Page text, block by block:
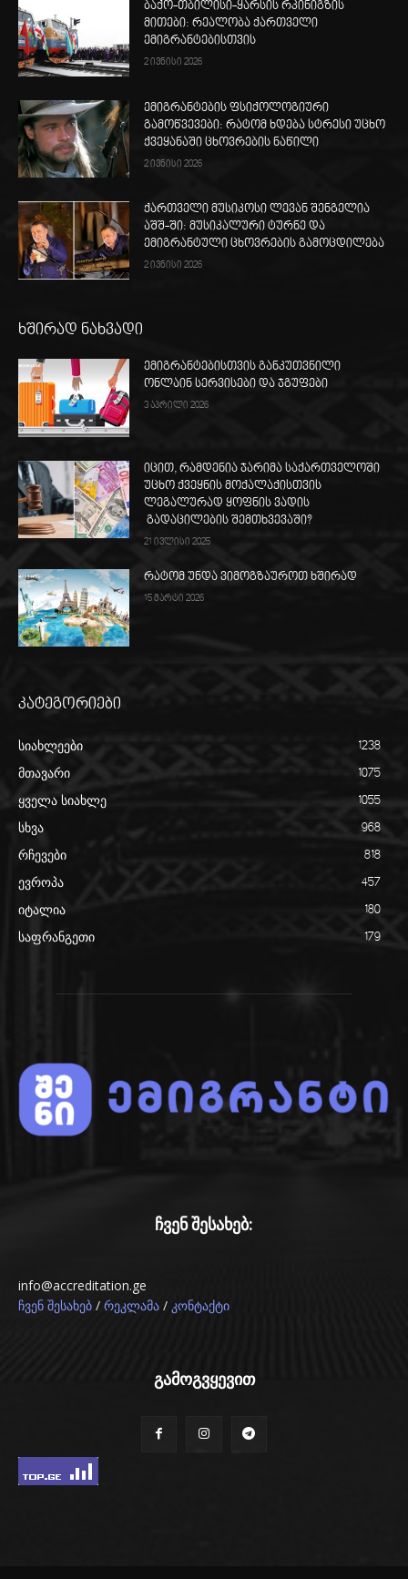
ბაქო-თბილისი-ყარსის რკინიგზის
მითები: რეალობა ქართველი
ემიგრანტებისთვის
2 ივნისი 2026
ემიგრანტების ფსიქოლოგიური
გამოწვევები: რატომ ხდება სტრესი უცხო
ქვეყანაში ცხოვრების ნაწილი
2 ივნისი 2026
ქართველი მუსიკოსი ლევან შენგელია
აშშ-ში: მუსიკალური ტურნე და
ემიგრანტული ცხოვრების გამოცდილება
2 ივნისი 2026
ხშირად ნახვადი
ემიგრანტებისთვის განკუთვნილი
ონლაინ სერვისები და ჯგუფები
3 აპრილი 2026
იცით, რამდენია ჯარიმა საქართველოში
უცხო ქვეყნის მოქალაქისთვის
ლეგალურად ყოფნის ვადის
გადაცილების შემთხვევაში?
21 ივლისი 2025
რატომ უნდა ვიმოგზაუროთ ხშირად
15 მარტი 2026
კატეგორიები
სიახლეები 1238
მთავარი 1075
ყველა სიახლე 1055
სხვა 968
რჩევები 818
ევროპა 457
იტალია 180
საფრანგეთი 179
ჩვენ შესახებ:
info@accreditation.ge
ჩვენ შესახებ / რეკლამა / კონტაქტი
გამოგვყევით